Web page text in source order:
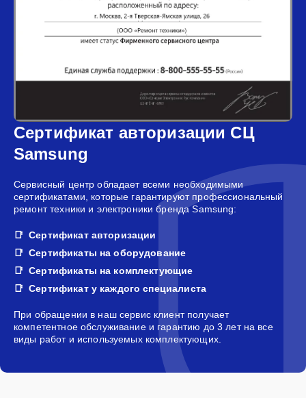
Сертификат авторизации СЦ
Samsung
Сервисный центр обладает всеми необходимыми
сертификатами, которые гарантируют профессиональный
ремонт техники и электроники бренда Samsung:
Сертификат авторизации
Сертификаты на оборудование
Сертификаты на комплектующие
Сертификат у каждого специалиста
При обращении в наш сервис клиент получает
компетентное обслуживание и гарантию до 3 лет на все
виды работ и используемых комплектующих.